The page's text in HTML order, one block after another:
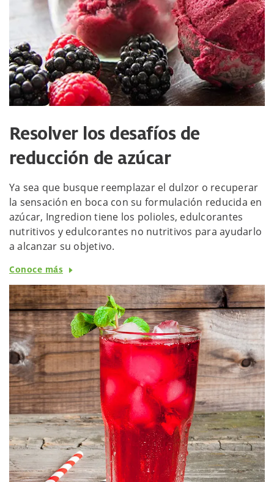
Resolver los desafíos de
reducción de azúcar
Ya sea que busque reemplazar el dulzor o recuperar
la sensación en boca con su formulación reducida en
azúcar, Ingredion tiene los polioles, edulcorantes
nutritivos y edulcorantes no nutritivos para ayudarlo
a alcanzar su objetivo.
Conoce más